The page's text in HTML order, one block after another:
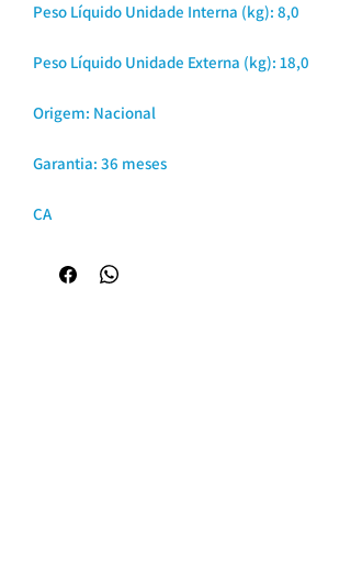
Peso Líquido Unidade Interna (kg): 8,0
Peso Líquido Unidade Externa (kg): 18,0
Origem: Nacional
Garantia: 36 meses
CA